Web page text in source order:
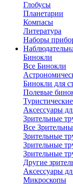
Глобусы
Планетарии
Компасы
Литература
Наборы
Бинокли
Все Бинокли
Бинокли для
Полевые
Аксессуары
Зрительные
Все
Зрительные
Зрительные
Зрительные
Другие
Аксессуары
Микроскопы